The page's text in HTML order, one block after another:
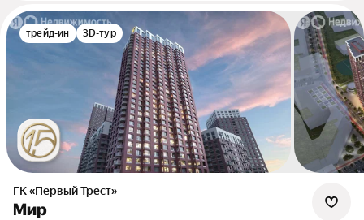
трейд-ин 3D-тур
ГК «Первый Трест»
Мир